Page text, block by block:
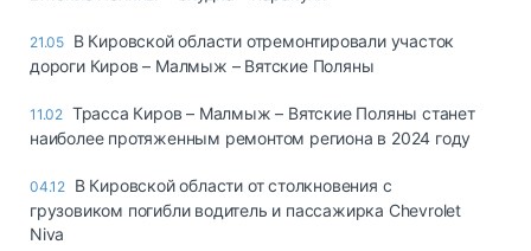
21.05 В Кировской области отремонтировали участок
дороги Киров – Малмыж – Вятские Поляны
11.02 Трасса Киров – Малмыж – Вятские Поляны станет
наиболее протяженным ремонтом региона в 2024 году
04.12 В Кировской области от столкновения с
грузовиком погибли водитель и пассажирка Chevrolet
Niva